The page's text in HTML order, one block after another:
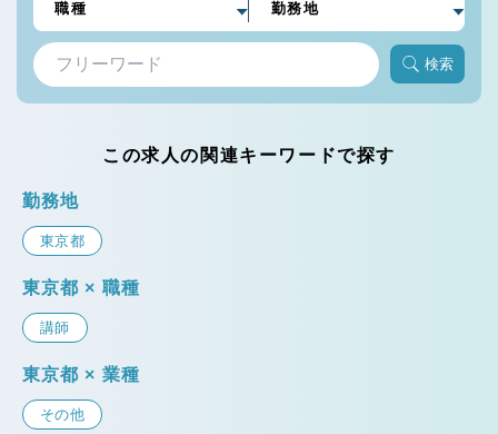
検索
この求人の関連キーワードで探す
勤務地
東京都
東京都 × 職種
講師
東京都 × 業種
その他